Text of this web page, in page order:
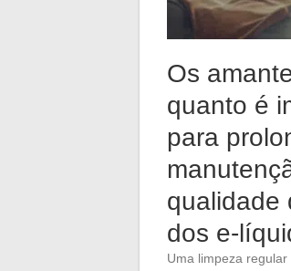
Os
quanto é
para
qualidade
dos e-
Uma limpeza